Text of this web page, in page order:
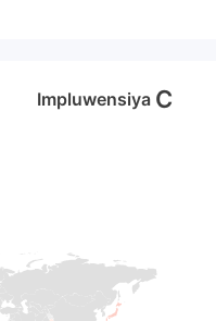
Impluwensiya C